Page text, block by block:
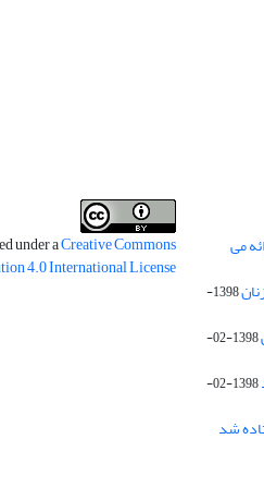
می
1398-
1398-02-
1398-02-
شد
under aCreative Commons
4.0 International License